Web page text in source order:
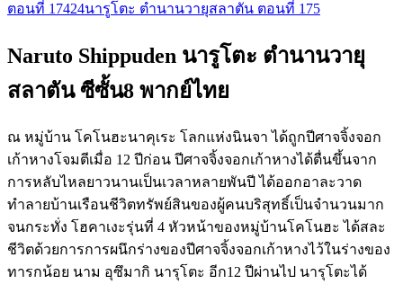
ตอนที่ 17424นารูโตะ ตำนานวายุสลาตัน ตอนที่ 175
Naruto Shippuden นารูโตะ ตำนานวายุ
สลาตัน ซีซั้น8 พากย์ไทย
ณ หมู่บ้าน โคโนฮะนาคุเระ โลกแห่งนินจา ได้ถูกปีศาจจิ้งจอก
เก้าหางโจมตีเมื่อ 12 ปีก่อน ปีศาจจิ้งจอกเก้าหางได้ตื่นขึ้นจาก
การหลับไหลยาวนานเป็นเวลาหลายพันปี ได้ออกอาละวาด
ทำลายบ้านเรือนชีวิตทรัพย์สินของผู้คนบริสุทธิ์เป็นจำนวนมาก
จนกระทั่ง โฮคาเงะรุ่นที่ 4 หัวหน้าของหมู่บ้านโคโนฮะ ได้สละ
ชีวิตด้วยการการผนึกร่างของปีศาจจิ้งจอกเก้าหางไว้ในร่างของ
ทารกน้อย นาม อุซึมากิ นารุโตะ อีก12 ปีผ่านไป นารุโตะได้